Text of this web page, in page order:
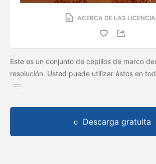
ACERCA DE LAS
Este es un conjunto de cepillos de marco
resolución. Usted puede utilizar éstos en
Descarga gratuita